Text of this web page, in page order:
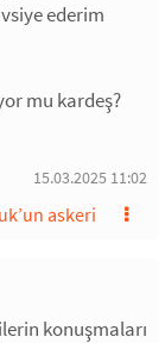
ederim
mu kardeş?
15.03.2025 11:02
askeri
konuşmaları